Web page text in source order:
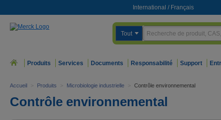
International / Français
Tout
Produits Services Documents Responsabilité Support
Accueil > Produits > Microbiologie industrielle > Contrôle environnemental
Contrôle environnemental